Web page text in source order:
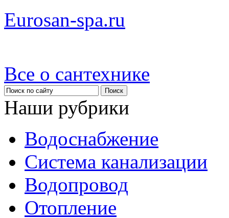
Eurosan-spa.ru
Все о сантехнике
Наши рубрики
Водоснабжение
Система канализации
Водопровод
Отопление